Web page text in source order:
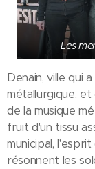
Les
Denain, ville qui
métallurgique, et
de la musique
fruit d'un tissu
municipal, l'esprit
résonnent les